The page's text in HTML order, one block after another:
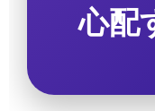
心配